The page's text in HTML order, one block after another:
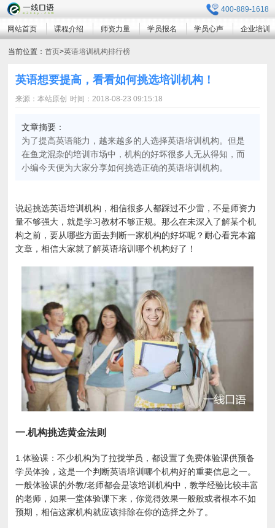
400-889-1618
网站首页 课程介绍 师资力量 学员报名 学员心声 企业培训
当前位置：首页>英语培训机构排行榜
英语想要提高，看看如何挑选培训机构！
来源：本站原创 时间：2018-08-23 09:15:18
文章摘要：
为了提高英语能力，越来越多的人选择英语培训机构。但是
在鱼龙混杂的培训市场中，机构的好坏很多人无从得知，而
小编今天便为大家分享如何挑选正确的英语培训机构。
说起挑选英语培训机构，相信很多人都踩过不少雷，不是师资力
量不够强大，就是学习教材不够正规。那么在未深入了解某个机
构之前，要从哪些方面去判断一家机构的好坏呢？耐心看完本篇
文章，相信大家就了解英语培训哪个机构好了！
一.机构挑选黄金法则
1.体验课：不少机构为了拉拢学员，都设置了免费体验课供预备
学员体验，这是一个判断英语培训哪个机构好的重要信息之一。
一般体验课的外教/老师都会是该培训机构中，教学经验比较丰富
的老师，如果一堂体验课下来，你觉得效果一般般或者根本不如
预期，相信这家机构就应该排除在你的选择之外了。